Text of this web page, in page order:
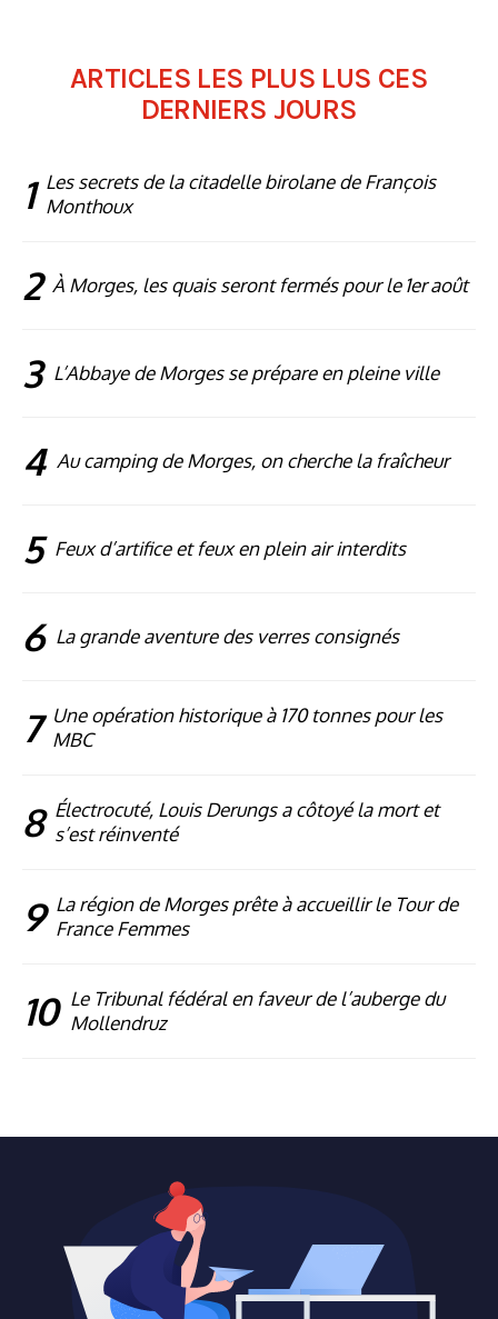
ARTICLES LES PLUS LUS CES
DERNIERS JOURS
1 Les secrets de la citadelle birolane de François
Monthoux
2 À Morges, les quais seront fermés pour le 1er août
3 L’Abbaye de Morges se prépare en pleine ville
4 Au camping de Morges, on cherche la fraîcheur
5 Feux d’artifice et feux en plein air interdits
6 La grande aventure des verres consignés
7 Une opération historique à 170 tonnes pour les
MBC
8 Électrocuté, Louis Derungs a côtoyé la mort et
s’est réinventé
9 La région de Morges prête à accueillir le Tour de
France Femmes
10 Le Tribunal fédéral en faveur de l’auberge du
Mollendruz